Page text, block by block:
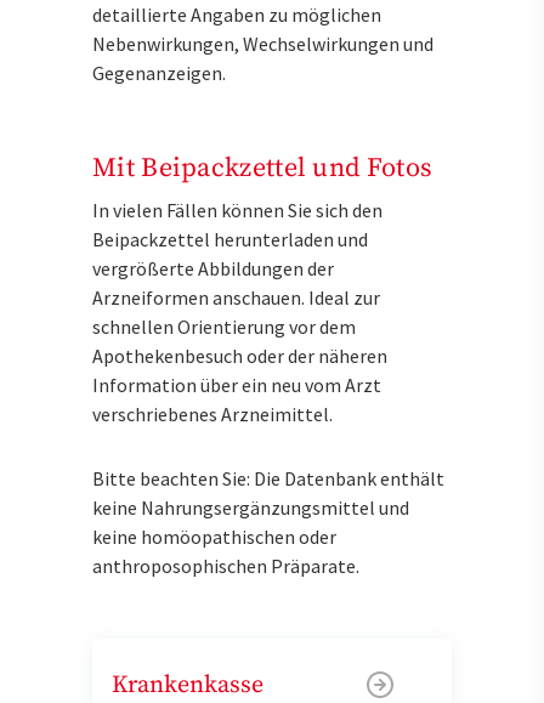
detaillierte Angaben zu möglichen
Nebenwirkungen, Wechselwirkungen und
Gegenanzeigen.
Mit Beipackzettel und Fotos
In vielen Fällen können Sie sich den
Beipackzettel herunterladen und
vergrößerte Abbildungen der
Arzneiformen anschauen. Ideal zur
schnellen Orientierung vor dem
Apothekenbesuch oder der näheren
Information über ein neu vom Arzt
verschriebenes Arzneimittel.
Bitte beachten Sie: Die Datenbank enthält
keine Nahrungsergänzungsmittel und
keine homöopathischen oder
anthroposophischen Präparate.
Krankenkasse